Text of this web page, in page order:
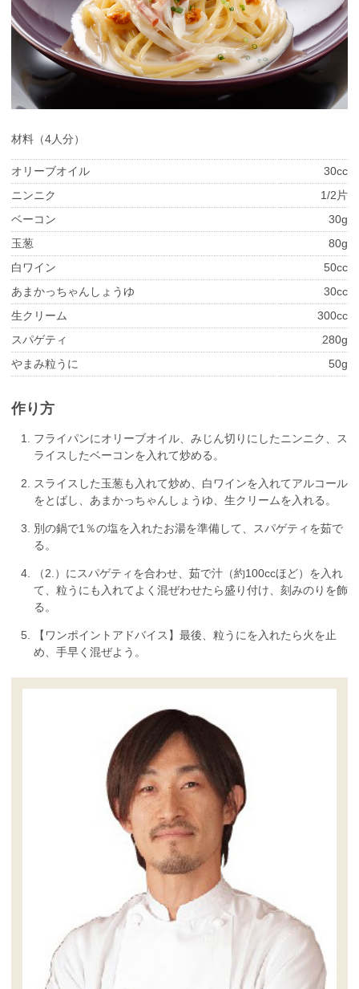
材料（4人分）
オリーブオイル
30cc
ニンニク
1/2片
ベーコン
30g
玉葱
80g
白ワイン
50cc
あまかっちゃんしょうゆ
30cc
生クリーム
300cc
スパゲティ
280g
やまみ粒うに
50g
作り方
フライパンにオリーブオイル、みじん切りにしたニンニク、ス
ライスしたベーコンを入れて炒める。
スライスした玉葱も入れて炒め、白ワインを入れてアルコール
をとばし、あまかっちゃんしょうゆ、生クリームを入れる。
別の鍋で1％の塩を入れたお湯を準備して、スパゲティを茹で
る。
（2.）にスパゲティを合わせ、茹で汁（約100ccほど）を入れ
て、粒うにも入れてよく混ぜわせたら盛り付け、刻みのりを飾
る。
【ワンポイントアドバイス】最後、粒うにを入れたら火を止
め、手早く混ぜよう。